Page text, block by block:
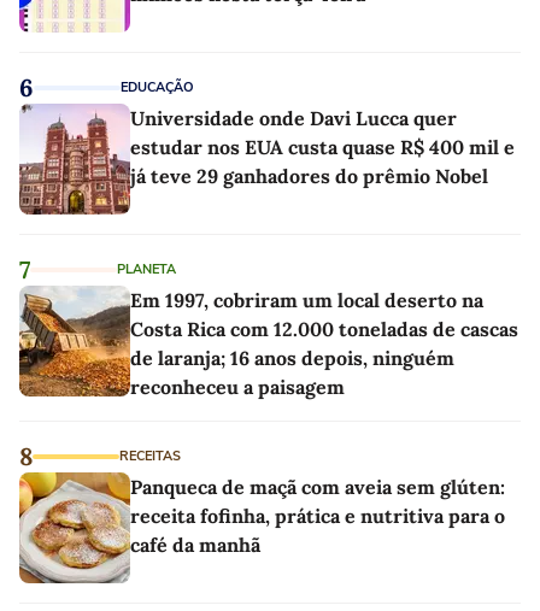
6 EDUCAÇÃO
Universidade onde Davi Lucca quer
estudar nos EUA custa quase R$ 400 mil e
já teve 29 ganhadores do prêmio Nobel
7 PLANETA
Em 1997, cobriram um local deserto na
Costa Rica com 12.000 toneladas de cascas
de laranja; 16 anos depois, ninguém
reconheceu a paisagem
8 RECEITAS
Panqueca de maçã com aveia sem glúten:
receita fofinha, prática e nutritiva para o
café da manhã